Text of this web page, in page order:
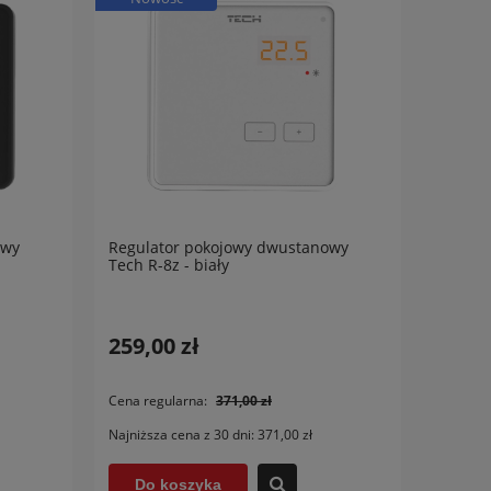
Regulator pokojowy dwustanowy
Tech R-8z - biały
259,00 zł
Cena regularna: 371,00 zł
Najniższa cena z 30 dni: 371,00 zł
Do koszyka